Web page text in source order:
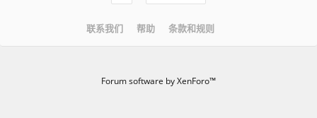
联系我们 帮助 条款和规则
Forum software by XenForo™